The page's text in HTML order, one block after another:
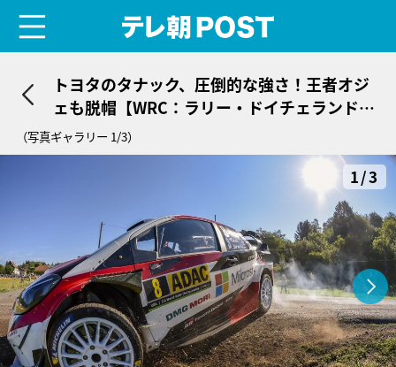
トヨタのタナック、圧倒的な強さ！王者オジ
ェも脱帽【WRC：ラリー・ドイチェランドD
AY2結果】
（写真ギャラリー 1/3）
1/3